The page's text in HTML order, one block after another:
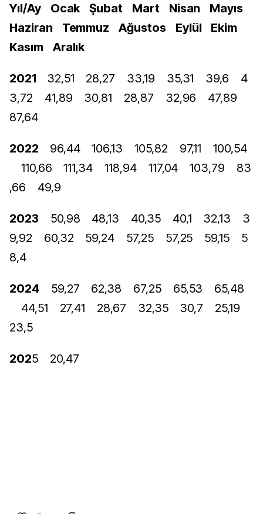
Yıl/Ay Ocak Şubat Mart Nisan
Mayıs
Haziran
Temmuz Ağustos Eylül
Ekim
Kasım
Aralık
2021 32,51 28,27 33,19 35,31 39,6
4
3,72
41,89 30,81 28,87 32,96
47,89
87,64
2022 96,44 106,13 105,82 97,11
100,54
110,66
111,34 118,94 117,04 103,79
83
,66
49,9
2023 50,98 48,13 40,35 40,1 32,13
3
9,92
60,32 59,24 57,25 57,25 59,15
5
8,4
2024 59,27 62,38 67,25 65,53
65,48
44,51
27,41 28,67 32,35 30,7
25,19
23,5
2025 20,47